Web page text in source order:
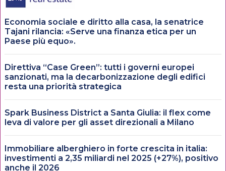
Economia sociale e diritto alla casa, la senatrice
Tajani rilancia: «Serve una finanza etica per un
Paese più equo».
Direttiva “Case Green”: tutti i governi europei
sanzionati, ma la decarbonizzazione degli edifici
resta una priorità strategica
Spark Business District a Santa Giulia: il flex come
leva di valore per gli asset direzionali a Milano
Immobiliare alberghiero in forte crescita in italia:
investimenti a 2,35 miliardi nel 2025 (+27%), positivo
anche il 2026